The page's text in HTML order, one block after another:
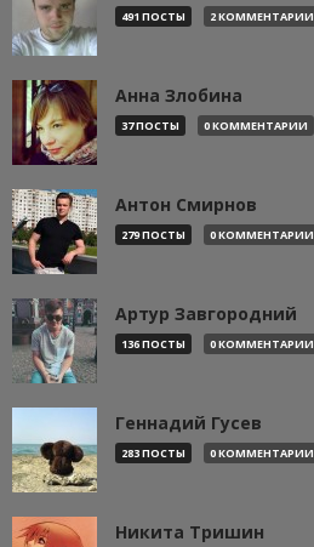
491 ПОСТЫ 2 КОММЕНТАРИИ
Анна Злобина
37 ПОСТЫ 0 КОММЕНТАРИИ
Антон Смирнов
279 ПОСТЫ 0 КОММЕНТАРИИ
Артур Завгородний
136 ПОСТЫ 0 КОММЕНТАРИИ
Геннадий Гусев
283 ПОСТЫ 0 КОММЕНТАРИИ
Никита Тришин